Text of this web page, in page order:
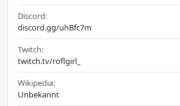
Discord:
discord.gg/uhBfc7m
Twitch:
twitch.tv/roflgirl_
Wikipedia:
Unbekannt